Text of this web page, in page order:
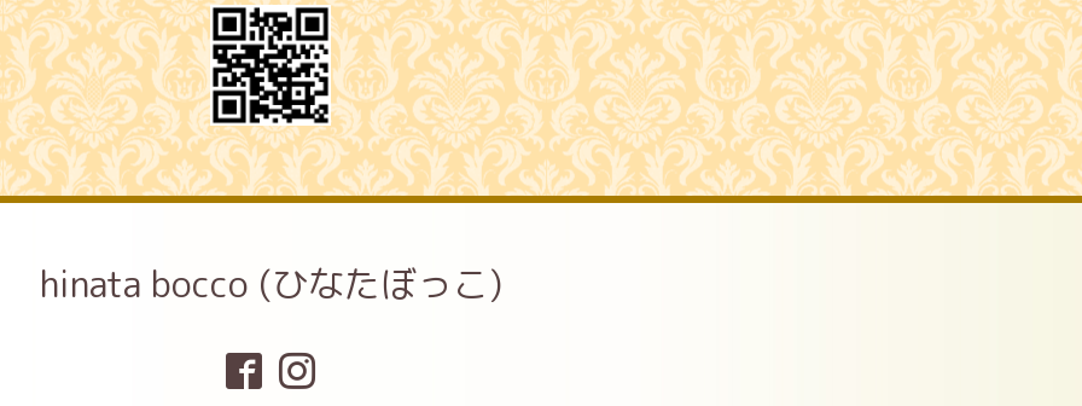
hinata bocco (ひなたぼっこ)